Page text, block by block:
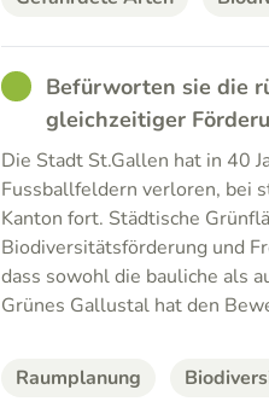
GOODBefürworten sie die
gleichzeitiger
Die Stadt St.Gallen hat in 40
Fussballfeldern verloren, bei
Kanton fort. Städtische
Biodiversitätsförderung und
dass sowohl die bauliche als
Grünes Gallustal hat den
Raumplanung